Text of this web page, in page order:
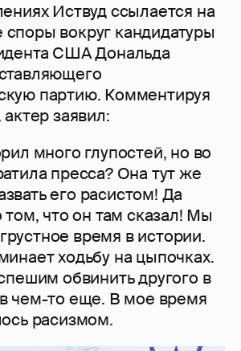
Иствуд ссылается на
вокруг кандидатуры
США Дональда
партию. Комментируя
заявил:
много глупостей, но во
пресса? Она тут же
его расистом! Да
том, что он там сказал! Мы
время в истории.
ходьбу на цыпочках.
обвинить другого в
чем-то еще. В мое время
расизмом.